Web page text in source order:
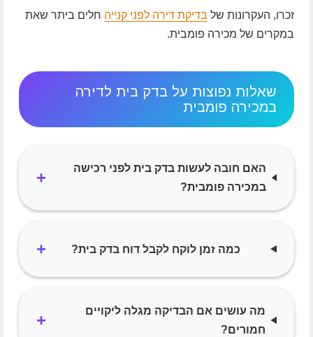
זכרו, העקרונות של בדיקת דירה לפני קנייה חלים ביתר שאת
במקרים של מכירה פומבית.
שאלות נפוצות על בדק בית לדירה
במכירה פומבית
האם חובה לעשות בדק בית לפני רכישה
במכירה פומבית?
+
כמה זמן לוקח לקבל דוח בדק בית? +
מה עושים אם הבדיקה מגלה ליקויים
חמורים?
+